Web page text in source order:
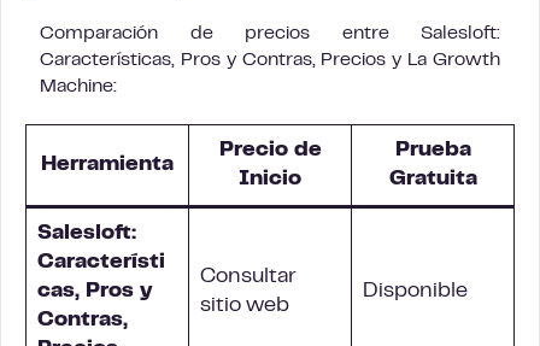
Comparación de precios entre Salesloft:
Características, Pros y Contras, Precios y La Growth
Machine:
Herramienta
Precio de
Inicio
Prueba
Gratuita
Salesloft:
Característi
cas, Pros y
Contras,
Consultar
sitio web
Disponible